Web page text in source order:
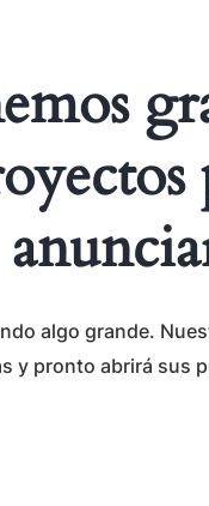
algo grande.
y pronto abrirá sus